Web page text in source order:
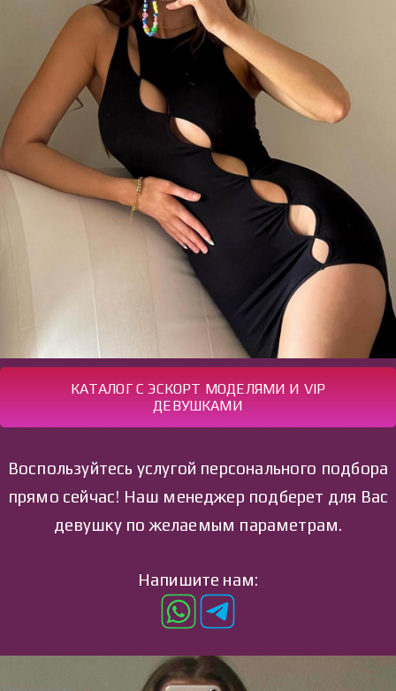
КАТАЛОГ С ЭСКОРТ МОДЕЛЯМИ И VIP
ДЕВУШКАМИ
Воспользуйтесь услугой персонального подбора
прямо сейчас! Наш менеджер подберет для Вас
девушку по желаемым параметрам.
Напишите нам: